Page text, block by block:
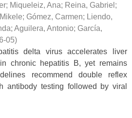
; Miqueleiz, Ana; Reina, Gabriel ;
; Gómez, Carmen; Liendo,
; Aguilera, Antonio; García,
05)
delta virus accelerates liver
chronic hepatitis B, yet remains
recommend double reflex
antibody testing followed by viral